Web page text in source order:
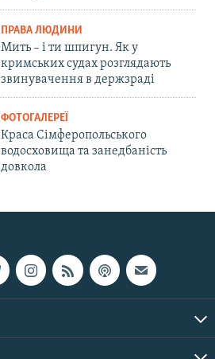
ПРАВА ЛЮДИНИ
Мить – і ти шпигун. Як у
кримських судах розглядають
звинувачення в держзраді
ФОТОГАЛЕРЕЇ
Краса Сімферопольського
водосховища та занедбаність
довкола